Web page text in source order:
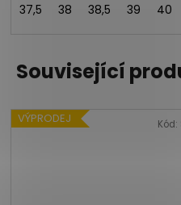
37,5 38 38,5 39 40
Související
VÝPRODEJ Kód: